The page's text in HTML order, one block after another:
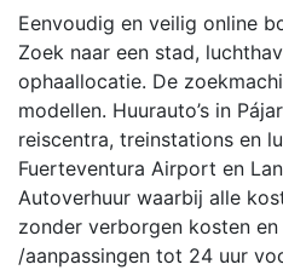
Eenvoudig en veilig online
Zoek naar een stad,
ophaallocatie. De
modellen. Huurauto’s in
reiscentra, treinstations en
Fuerteventura Airport en
Autoverhuur waarbij alle
zonder verborgen kosten
/aanpassingen tot 24 uur